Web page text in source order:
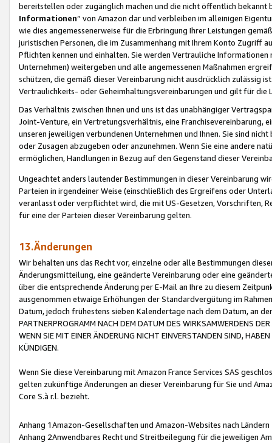
bereitstellen oder zugänglich machen und die nicht öffentlich
Informationen“ von Amazon dar und verbleiben im alleinigen
wie dies angemessenerweise für die Erbringung Ihrer Leistungen
juristischen Personen, die im Zusammenhang mit Ihrem Konto
Pflichten kennen und einhalten. Sie werden Vertrauliche
Unternehmen) weitergeben und alle angemessenen Maßnahmen
schützen, die gemäß dieser Vereinbarung nicht ausdrücklich zulässig
Vertraulichkeits- oder Geheimhaltungsvereinbarungen und gilt für die
Das Verhältnis zwischen Ihnen und uns ist das unabhängiger
Joint-Venture, ein Vertretungsverhältnis, eine Franchisevereinbarung,
unseren jeweiligen verbundenen Unternehmen und Ihnen. Sie sind
oder Zusagen abzugeben oder anzunehmen. Wenn Sie eine andere
ermöglichen, Handlungen in Bezug auf den Gegenstand dieser
Ungeachtet anders lautender Bestimmungen in dieser Vereinbarung
Parteien in irgendeiner Weise (einschließlich des Ergreifens oder
veranlasst oder verpflichtet wird, die mit US-Gesetzen, Vorschriften,
für eine der Parteien dieser Vereinbarung gelten.
13.Änderungen
Wir behalten uns das Recht vor, einzelne oder alle Bestimmungen
Änderungsmitteilung, eine geänderte Vereinbarung oder eine
über die entsprechende Änderung per E-Mail an Ihre zu diesem
ausgenommen etwaige Erhöhungen der Standardvergütung im
Datum, jedoch frühestens sieben Kalendertage nach dem Datum, an
PARTNERPROGRAMM NACH DEM DATUM DES WIRKSAMWERDENS
WENN SIE MIT EINER ÄNDERUNG NICHT EINVERSTANDEN SIND,
KÜNDIGEN.
Wenn Sie diese Vereinbarung mit Amazon France Services SAS
gelten zukünftige Änderungen an dieser Vereinbarung für Sie und
Core S.à r.l. bezieht.
Anhang 1Amazon-Gesellschaften und Amazon-Websites nach Ländern
Anhang 2Anwendbares Recht und Streitbeilegung für die jeweiligen